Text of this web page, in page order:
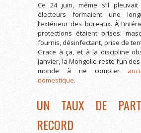
Ce 24 juin, même s’il
électeurs formaient une
l’extérieur des bureaux. À
protections étaient prises:
fournis, désinfectant, prise de
Grace à ça, et à la discipline
janvier, la Mongolie reste l’un
monde à ne compter
domestique.
UN TAUX DE
RECORD